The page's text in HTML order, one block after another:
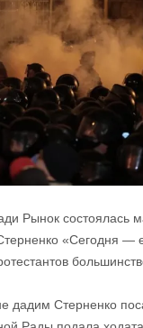
Рынок состоялась
«Сегодня —
дадим Стерненко